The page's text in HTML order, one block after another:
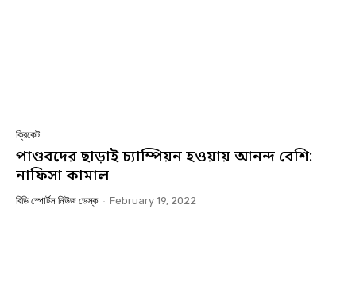
ক্রিকেট
পাণ্ডবদের ছাড়াই চ্যাম্পিয়ন হওয়ায় আনন্দ বেশি:
নাফিসা কামাল
বিডি স্পোর্টস নিউজ ডেস্ক - February 19, 2022